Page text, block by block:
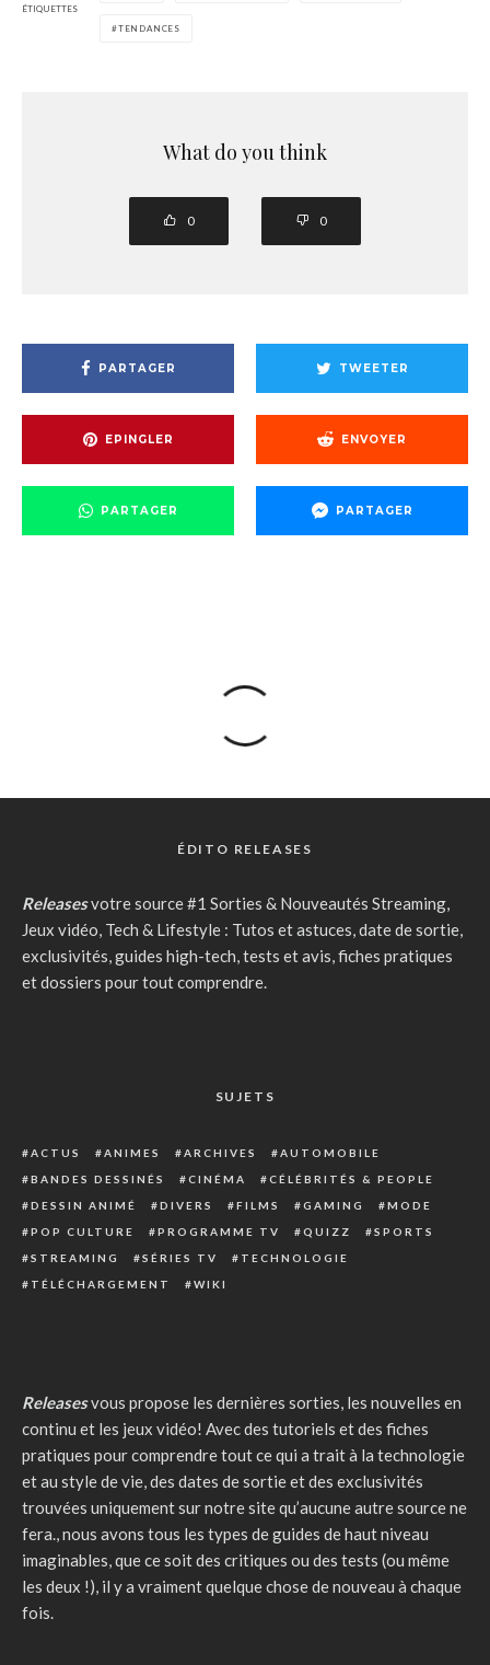
ÉTIQUETTES
TENDANCES
What do you think
0 0
PARTAGER TWEETER
EPINGLER ENVOYER
PARTAGER PARTAGER
ÉDITO RELEASES
Releasesvotre source #1 Sorties & Nouveautés Streaming,
Jeux vidéo, Tech & Lifestyle : Tutos et astuces, date de sortie,
exclusivités, guides high-tech, tests et avis, fiches pratiques
et dossiers pour tout comprendre.
SUJETS
ACTUS ANIMES ARCHIVES
AUTOMOBILE
BANDES DESSINÉS
CINÉMA
CÉLÉBRITÉS & PEOPLE
DESSIN ANIMÉ
DIVERS FILMS GAMING
MODE
POP CULTURE
PROGRAMME TV QUIZZ
SPORTS
STREAMING
SÉRIES TV
TECHNOLOGIE
TÉLÉCHARGEMENT
WIKI
Releasesvous propose les dernières sorties, les nouvelles en
continu et les jeux vidéo! Avec des tutoriels et des fiches
pratiques pour comprendre tout ce qui a trait à la technologie
et au style de vie, des dates de sortie et des exclusivités
trouvées uniquement sur notre site qu’aucune autre source ne
fera., nous avons tous les types de guides de haut niveau
imaginables, que ce soit des critiques ou des tests (ou même
les deux !), il y a vraiment quelque chose de nouveau à chaque
fois.